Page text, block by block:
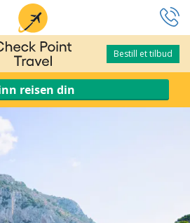
Bestill et tilbud
Bestill et tilbud
reisen din